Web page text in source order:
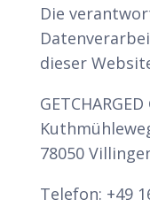
Die
dieser
78050
Telefon: +49